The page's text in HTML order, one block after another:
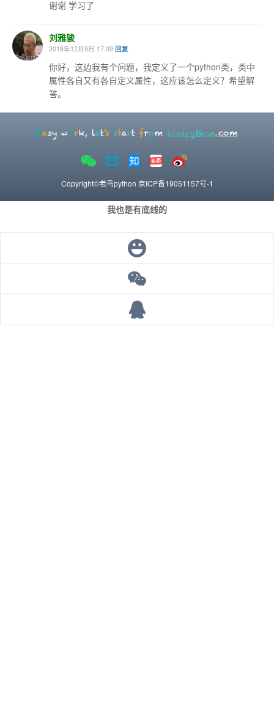
谢谢 学习了
刘雅骏
2018年12月9日 17:09 回复
你好，这边我有个问题，我定义了一个python类，类中
属性各自又有各自定义属性，这应该怎么定义？希望解
答。
Copyright©老鸟python 京ICP备19051157号-1
我也是有底线的